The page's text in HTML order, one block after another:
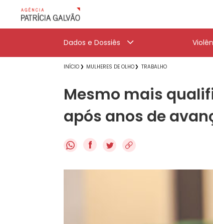
Dados e Dossiês
INÍCIO MULHERES DE OLHO TRABALHO
Mesmo mais
após anos de
f